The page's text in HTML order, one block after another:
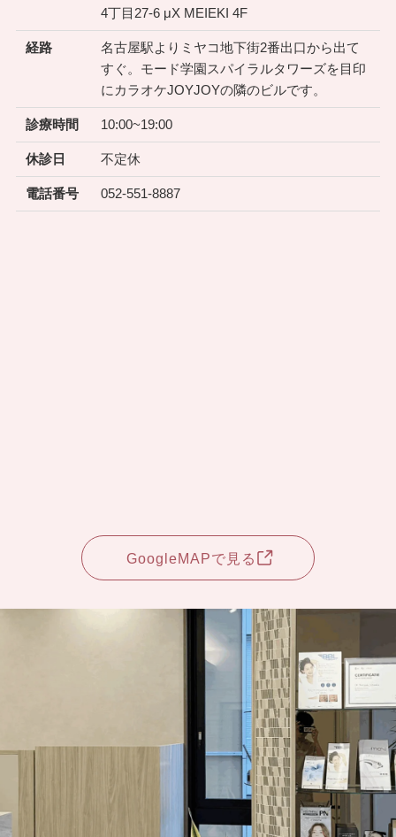
4丁目27-6 μX MEIEKI 4F
経路
名古屋駅よりミヤコ地下街2番出口から出て
すぐ。モード学園スパイラルタワーズを目印
にカラオケJOYJOYの隣のビルです。
診療時間 10:00~19:00
休診日 不定休
電話番号 052-551-8887
GoogleMAPで見る